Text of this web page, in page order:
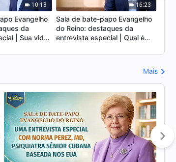
10:18
Evangelho
da
| Sua vida
de
16:23
Sala de bate-papo Evangelho
do Reino: destaques da
entrevista especial | Qual é
de
Mais